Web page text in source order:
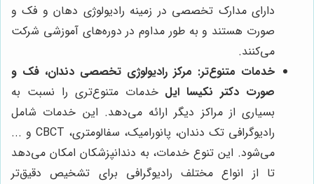
دارای مدارک تخصصی در زمینه رادیولوژی دهان و فک و
صورت هستند و به طور مداوم در دوره‌های آموزشی شرکت
می‌کنند.
خدمات متنوع‌تر: مرکز رادیولوژی تخصصی دندان، فک و
صورت دکتر نکیسا ایل خدمات متنوع‌تری را نسبت به
بسیاری از مراکز دیگر ارائه می‌دهد. این خدمات شامل
رادیوگرافی تک دندان، پانورامیک، سفالومتری، CBCT و ...
می‌شود. این تنوع خدمات، به دندانپزشکان امکان می‌دهد
تا از انواع مختلف رادیوگرافی برای تشخیص دقیق‌تر